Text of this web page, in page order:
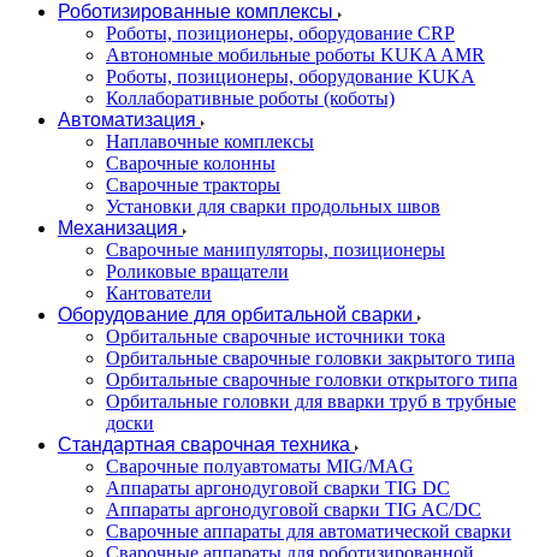
Роботизированные комплексы
Роботы, позиционеры, оборудование CRP
Автономные мобильные роботы KUKA AMR
Роботы, позиционеры, оборудование KUKA
Коллаборативные роботы (коботы)
Автоматизация
Наплавочные комплексы
Сварочные колонны
Сварочные тракторы
Установки для сварки продольных швов
Механизация
Сварочные манипуляторы, позиционеры
Роликовые вращатели
Кантователи
Оборудование для орбитальной сварки
Орбитальные сварочные источники тока
Орбитальные сварочные головки закрытого типа
Орбитальные сварочные головки открытого типа
Орбитальные головки для вварки труб в трубные
доски
Стандартная сварочная техника
Сварочные полуавтоматы MIG/MAG
Аппараты аргонодуговой сварки TIG DC
Аппараты аргонодуговой сварки TIG AC/DC
Сварочные аппараты для автоматической сварки
Сварочные аппараты для роботизированной